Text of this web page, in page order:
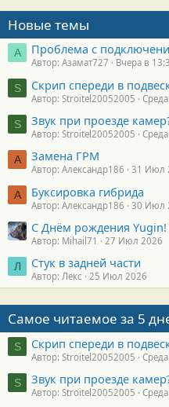
Новые темы
А Проблема с
Автор: Азамат727 Вчера в
S Скрип спереди в
Автор: Stroitel20052005
S Звук при проезде
Автор: Stroitel20052005
А Замена ГРМ
Автор: Александр186 31 Июл
А Буксировка гибрида
Автор: Александр186 30 Июл
С Днём рождения Yugin!
Автор: Mihail71 27 Июл 2026
Л Стук в задней части
Автор: Лекс 25 Июл 2026
Самое читаемое за 5
S Скрип спереди в
Автор: Stroitel20052005
S Звук при проезде
Автор: Stroitel20052005